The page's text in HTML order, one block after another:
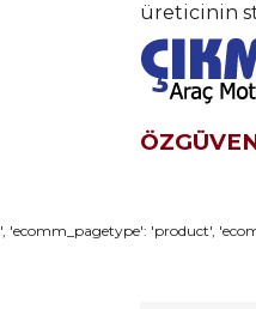
üreticinin
Bu ürünün
', 'ecomm_pagetype': 'product',